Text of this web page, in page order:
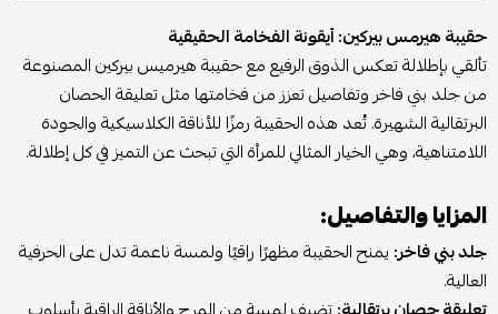
حقيبة هيرمس بيركين: أيقونة الفخامة الحقيقية
تألقي بإطلالة تعكس الذوق الرفيع مع حقيبة هيرميس بيركين المصنوعة
من جلد بني فاخر وتفاصيل تعزز من فخامتها مثل تعليقة الحصان
البرتقالية الشهيرة. تُعد هذه الحقيبة رمزًا للأناقة الكلاسيكية والجودة
اللامتناهية، وهي الخيار المثالي للمرأة التي تبحث عن التميز في كل إطلالة.
المزايا والتفاصيل:
جلد بني فاخر: يمنح الحقيبة مظهرًا راقيًا ولمسة ناعمة تدل على الحرفية
العالية.